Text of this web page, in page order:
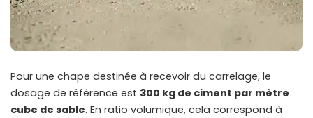
Pour une chape destinée à recevoir du carrelage, le
dosage de référence est 300 kg de ciment par mètre
cube de sable. En ratio volumique, cela correspond à